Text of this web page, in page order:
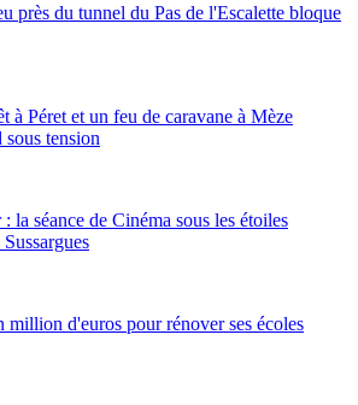
près du tunnel du Pas de l'Escalette bloque
à Péret et un feu de caravane à Mèze
tension
la séance de Cinéma sous les étoiles
d'euros pour rénover ses écoles